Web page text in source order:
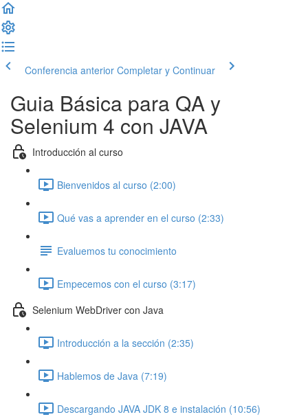
Conferencia anterior Completar y Continuar
Guia Básica para QA y
Selenium 4 con JAVA
Introducción al curso
Bienvenidos al curso (2:00)
Qué vas a aprender en el curso (2:33)
Evaluemos tu conocimiento
Empecemos con el curso (3:17)
Selenium WebDriver con Java
Introducción a la sección (2:35)
Hablemos de Java (7:19)
Descargando JAVA JDK 8 e instalación (10:56)